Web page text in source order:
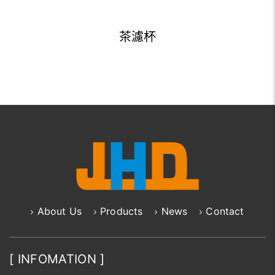
茶濾杯
About Us Products News Contact
[ INFOMATION ]